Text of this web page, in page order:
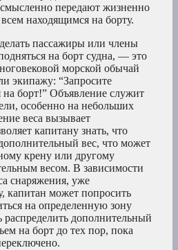
передают жизненно
находящимся на борту.
пассажиры или члены
на борт судна, — это
морской обычай
экипажу: “Запросите
на борт!” Объявление служит
особенно на небольших
веса вызывает
капитану знать, что
вес, что может
крену или другому
весом. В зависимости
снаряжения, уже
капитан может попросить
на определенную зону
дополнительный
на борт до тех пор, пока